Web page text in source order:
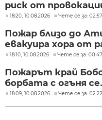
риск от
18:20, 10.08.2026 Чете се за:
Пожар близо до
евакуира хора от
18:10, 10.08.2026 Чете се за:
Пожарът край
борбата с огъня
18:09, 10.08.2026 Чете се за: